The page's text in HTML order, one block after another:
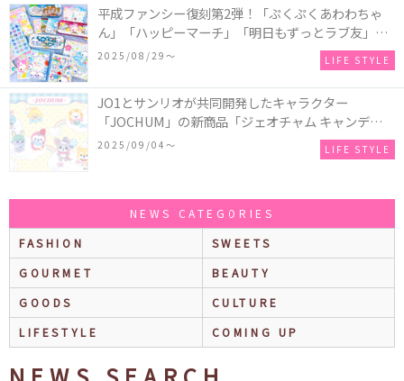
平成ファンシー復刻第2弾！「ぷくぷくあわわちゃ
ん」「ハッピーマーチ」「明日もずっとラブ友」な
どの「カンペンケース」や「遊べるメモ帳」が発売
2025/08/29〜 LIFE STYLE
JO1とサンリオが共同開発したキャラクター
「JOCHUM」の新商品「ジェオチャム キャンディデ
ザインシリーズ」が発売！一部店舗限定で特別装飾
2025/09/04〜 LIFE STYLE
NEWS CATEGORIES
FASHION
SWEETS
GOURMET
BEAUTY
GOODS
CULTURE
LIFESTYLE
COMING UP